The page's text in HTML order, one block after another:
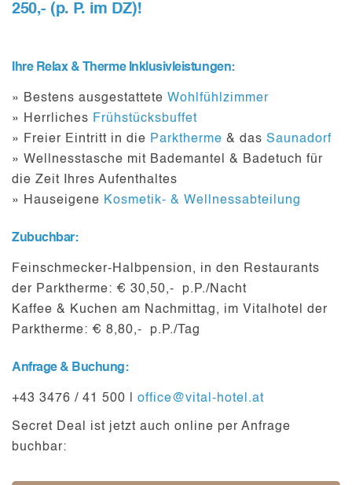
250,- (p. P. im DZ)!
Ihre Relax & Therme Inklusivleistungen:
» Bestens ausgestattete Wohlfühlzimmer
» Herrliches Frühstücksbuffet
» Freier Eintritt in die Parktherme & das Saunadorf
» Wellnesstasche mit Bademantel & Badetuch für
die Zeit Ihres Aufenthaltes
» Hauseigene Kosmetik- & Wellnessabteilung
Zubuchbar:
Feinschmecker-Halbpension, in den Restaurants
der Parktherme: € 30,50,- p.P./Nacht
Kaffee & Kuchen am Nachmittag, im Vitalhotel der
Parktherme: € 8,80,- p.P./Tag
Anfrage & Buchung:
+43 3476 / 41 500 | office@vital-hotel.at
Secret Deal ist jetzt auch online per Anfrage
buchbar: